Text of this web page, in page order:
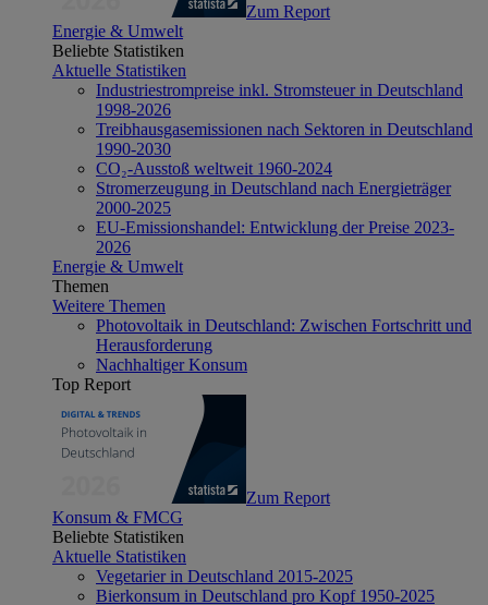
Zum Report
Energie & Umwelt
Beliebte Statistiken
Aktuelle Statistiken
Industriestrompreise inkl. Stromsteuer in Deutschland
1998-2026
Treibhausgasemissionen nach Sektoren in Deutschland
1990-2030
CO₂-Ausstoß weltweit 1960-2024
Stromerzeugung in Deutschland nach Energieträger
2000-2025
EU-Emissionshandel: Entwicklung der Preise 2023-
2026
Energie & Umwelt
Themen
Weitere Themen
Photovoltaik in Deutschland: Zwischen Fortschritt und
Herausforderung
Nachhaltiger Konsum
Top Report
Zum Report
Konsum & FMCG
Beliebte Statistiken
Aktuelle Statistiken
Vegetarier in Deutschland 2015-2025
Bierkonsum in Deutschland pro Kopf 1950-2025